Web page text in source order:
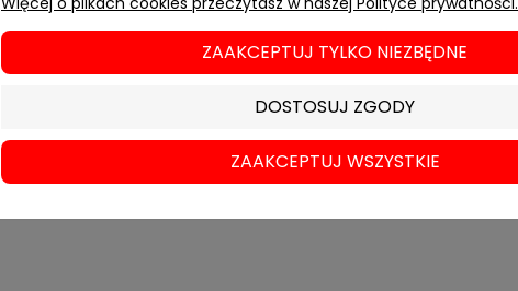
ZAAKCEPTUJ TYLKO NIEZBĘDNE
DOSTOSUJ ZGODY
ZAAKCEPTUJ WSZYSTKIE